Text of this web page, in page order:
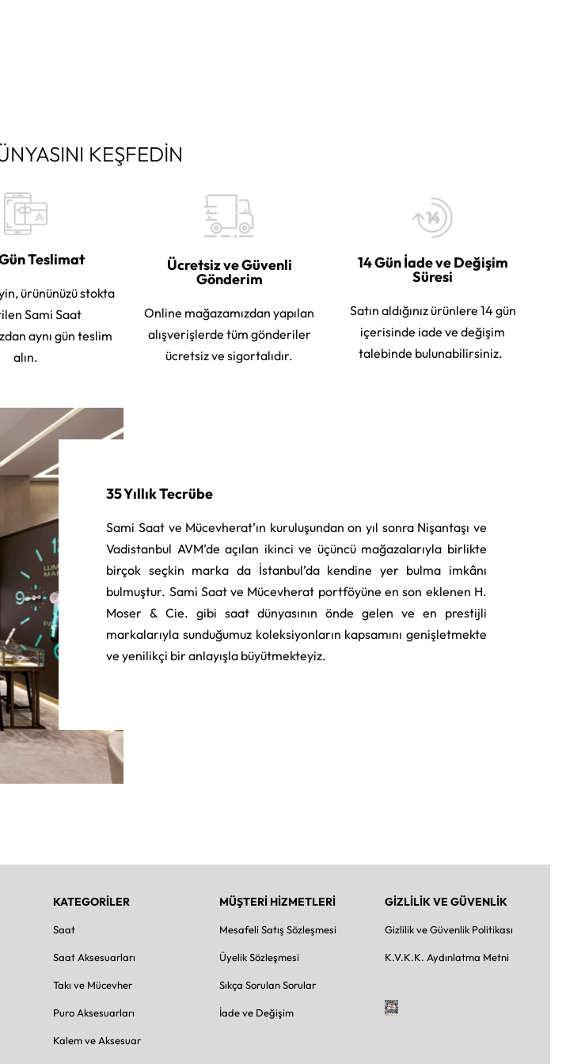
KEŞFEDİN
Teslimat
ürününüzü stokta
Sami Saat
aynı gün teslim
alın.
Ücretsiz ve Güvenli
Gönderim
Online mağazamızdan yapılan
alışverişlerde tüm gönderiler
ücretsiz ve sigortalıdır.
14 Gün İade ve Değişim
Süresi
Satın aldığınız ürünlere 14 gün
içerisinde iade ve değişim
talebinde bulunabilirsiniz.
35 Yıllık Tecrübe
Sami Saat ve Mücevherat’ın kuruluşundan on yıl sonra Nişantaşı ve
Vadistanbul AVM’de açılan ikinci ve üçüncü mağazalarıyla birlikte
birçok seçkin marka da İstanbul’da kendine yer bulma imkânı
bulmuştur. Sami Saat ve Mücevherat portföyüne en son eklenen H.
Moser & Cie. gibi saat dünyasının önde gelen ve en prestijli
markalarıyla sunduğumuz koleksiyonların kapsamını genişletmekte
ve yenilikçi bir anlayışla büyütmekteyiz.
KATEGORİLER
Saat
Saat Aksesuarları
Takı ve Mücevher
Puro Aksesuarları
Kalem ve Aksesuar
MÜŞTERİ HİZMETLERİ
Mesafeli Satış Sözleşmesi
Üyelik Sözleşmesi
Sıkça Sorulan Sorular
İade ve Değişim
GİZLİLİK VE GÜVENLİK
Gizlilik ve Güvenlik Politikası
K.V.K.K. Aydınlatma Metni